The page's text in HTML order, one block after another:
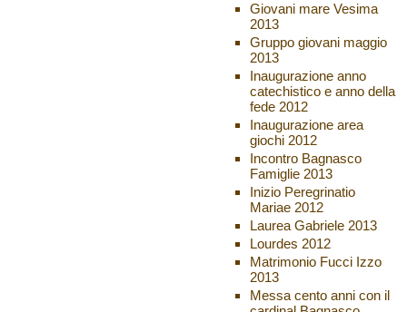
Giovani mare Vesima
2013
Gruppo giovani maggio
2013
Inaugurazione anno
catechistico e anno della
fede 2012
Inaugurazione area
giochi 2012
Incontro Bagnasco
Famiglie 2013
Inizio Peregrinatio
Mariae 2012
Laurea Gabriele 2013
Lourdes 2012
Matrimonio Fucci Izzo
2013
Messa cento anni con il